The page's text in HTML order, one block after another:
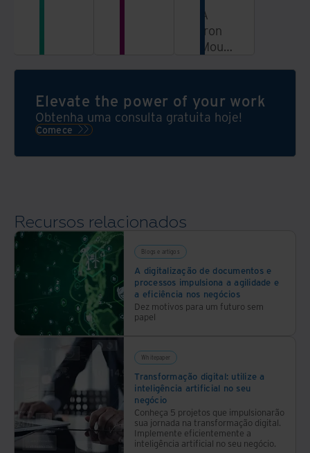
é
primordial.
A
Iron
Mountain
uma
plataforma
de
de
oferece
suporte
aos
modernização
digital
em
organizações
de
Elevate the power of your work
Obtenha uma consulta gratuita hoje!
Comece
Recursos relacionados
Blogs e artigos
A digitalização de documentos e
processos impulsiona a agilidade e
a eficiência nos negócios
Dez motivos para um futuro sem
papel
Whitepaper
Transformação digital: utilize a
inteligência artificial no seu
negócio
Conheça 5 projetos que impulsionarão
sua jornada na transformação digital.
Implemente eficientemente a
inteligência artificial no seu negócio.